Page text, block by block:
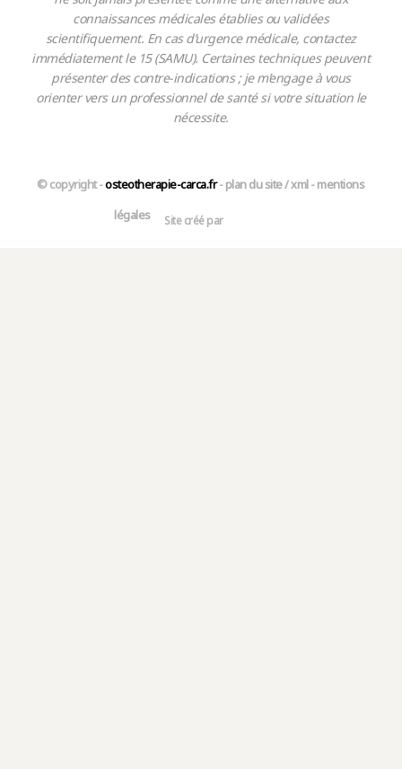
connaissances médicales établies ou validées
scientifiquement. En cas d’urgence médicale, contactez
immédiatement le 15 (SAMU). Certaines techniques peuvent
présenter des contre-indications ; je m’engage à vous
orienter vers un professionnel de santé si votre situation le
nécessite.
© copyright -osteotherapie-carca.fr-plan du site/xml-mentions
légales
Site créé par